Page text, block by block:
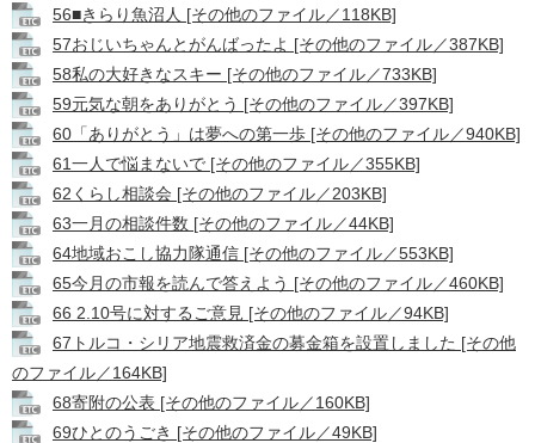
56■きらり魚沼人 [その他のファイル／118KB]
57おじいちゃんとがんばったよ [その他のファイル／387KB]
58私の大好きなスキー [その他のファイル／733KB]
59元気な朝をありがとう [その他のファイル／397KB]
60「ありがとう」は夢への第一歩 [その他のファイル／940KB]
61一人で悩まないで [その他のファイル／355KB]
62くらし相談会 [その他のファイル／203KB]
63一月の相談件数 [その他のファイル／44KB]
64地域おこし協力隊通信 [その他のファイル／553KB]
65今月の市報を読んで答えよう [その他のファイル／460KB]
66 2.10号に対するご意見 [その他のファイル／94KB]
67トルコ・シリア地震救済金の募金箱を設置しました [その他
のファイル／164KB]
68寄附の公表 [その他のファイル／160KB]
69ひとのうごき [その他のファイル／49KB]